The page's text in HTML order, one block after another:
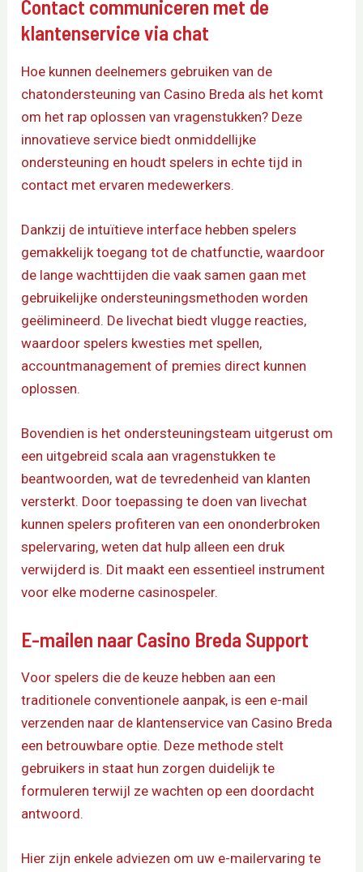
Contact communiceren met de
klantenservice via chat
Hoe kunnen deelnemers gebruiken van de
chatondersteuning van Casino Breda als het komt
om het rap oplossen van vragenstukken? Deze
innovatieve service biedt onmiddellijke
ondersteuning en houdt spelers in echte tijd in
contact met ervaren medewerkers.
Dankzij de intuïtieve interface hebben spelers
gemakkelijk toegang tot de chatfunctie, waardoor
de lange wachttijden die vaak samen gaan met
gebruikelijke ondersteuningsmethoden worden
geëlimineerd. De livechat biedt vlugge reacties,
waardoor spelers kwesties met spellen,
accountmanagement of premies direct kunnen
oplossen.
Bovendien is het ondersteuningsteam uitgerust om
een uitgebreid scala aan vragenstukken te
beantwoorden, wat de tevredenheid van klanten
versterkt. Door toepassing te doen van livechat
kunnen spelers profiteren van een ononderbroken
spelervaring, weten dat hulp alleen een druk
verwijderd is. Dit maakt een essentieel instrument
voor elke moderne casinospeler.
E-mailen naar Casino Breda Support
Voor spelers die de keuze hebben aan een
traditionele conventionele aanpak, is een e-mail
verzenden naar de klantenservice van Casino Breda
een betrouwbare optie. Deze methode stelt
gebruikers in staat hun zorgen duidelijk te
formuleren terwijl ze wachten op een doordacht
antwoord.
Hier zijn enkele adviezen om uw e-mailervaring te